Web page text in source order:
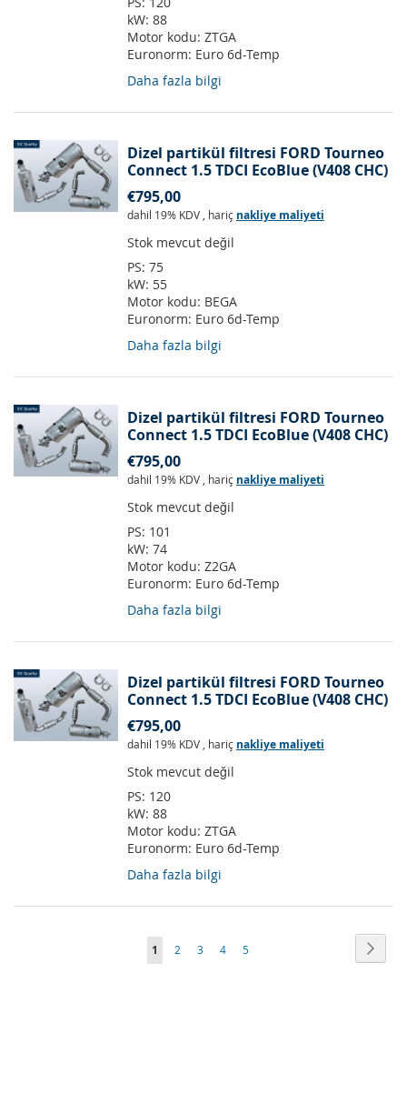
kW: 88
Motor kodu: ZTGA
Euronorm: Euro 6d-Temp
Daha fazla bilgi
Dizel partikül filtresi FORD Tourneo
Connect 1.5 TDCI EcoBlue (V408 CHC)
€795,00
dahil 19% KDV , hariç nakliye maliyeti
Stok mevcut değil
PS: 75
kW: 55
Motor kodu: BEGA
Euronorm: Euro 6d-Temp
Daha fazla bilgi
Dizel partikül filtresi FORD Tourneo
Connect 1.5 TDCI EcoBlue (V408 CHC)
€795,00
dahil 19% KDV , hariç nakliye maliyeti
Stok mevcut değil
PS: 101
kW: 74
Motor kodu: Z2GA
Euronorm: Euro 6d-Temp
Daha fazla bilgi
Dizel partikül filtresi FORD Tourneo
Connect 1.5 TDCI EcoBlue (V408 CHC)
€795,00
dahil 19% KDV , hariç nakliye maliyeti
Stok mevcut değil
PS: 120
kW: 88
Motor kodu: ZTGA
Euronorm: Euro 6d-Temp
Daha fazla bilgi
Sayfa
Şu
1 Sayfa
2 Sayfa
3 Sayfa
4 Sayfa
5